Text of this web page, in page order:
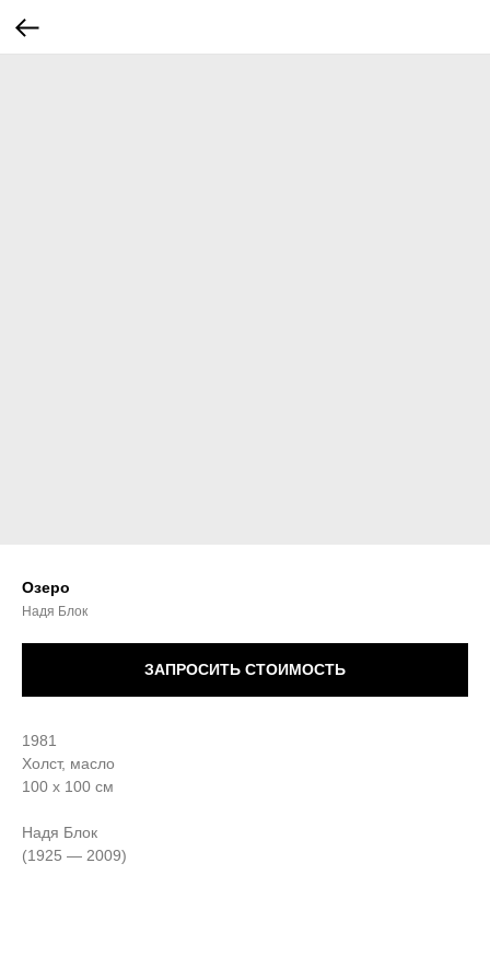
Озеро
Надя Блок
ЗАПРОСИТЬ СТОИМОСТЬ
1981
Холст, масло
100 х 100 см
Надя Блок
(1925 — 2009)